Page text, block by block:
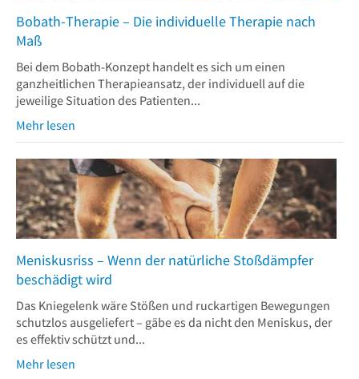
Bobath-Therapie – Die individuelle Therapie nach
Maß
Bei dem Bobath-Konzept handelt es sich um einen
ganzheitlichen Therapieansatz, der individuell auf die
jeweilige Situation des Patienten...
Mehr lesen
Meniskusriss – Wenn der natürliche Stoßdämpfer
beschädigt wird
Das Kniegelenk wäre Stößen und ruckartigen Bewegungen
schutzlos ausgeliefert – gäbe es da nicht den Meniskus, der
es effektiv schützt und...
Mehr lesen